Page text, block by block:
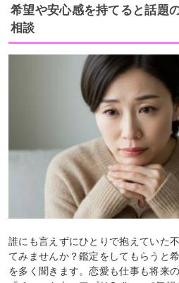
希望や安心感を持てると話題
相談
誰にも言えずにひとりで抱えていた
てみませんか？鑑定をしてもらうと
を多く聞きます。恋愛も仕事も将来